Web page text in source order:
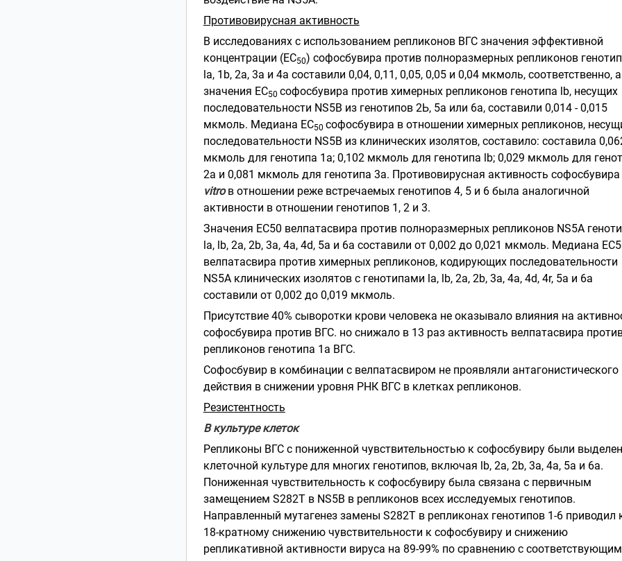
Противовирусная активность
В исследованиях с использованием репликонов ВГС значения эффективной
концентрации (ЕС50) софосбувира против полноразмерных репликонов
la, 1b, 2а, 3а и 4а составили 0,04, 0,11, 0,05, 0,05 и 0,04 мкмоль, соответственно, а
значения ЕС50 софосбувира против химерных репликонов генотипа lb, несущих
последовательности NS5B из генотипов 2Ь, 5а или 6а, составили 0,014 - 0,015
мкмоль. Медиана ЕС50 софосбувира в отношении химерных репликонов,
последовательности NS5B из клинических изолятов, составило: составила
мкмоль для генотипа 1а; 0,102 мкмоль для генотипа lb; 0,029 мкмоль для
2а и 0,081 мкмоль для генотипа 3а. Противовирусная активность софосбувира
vitroв отношении реже встречаемых генотипов 4, 5 и 6 была аналогичной
активности в отношении генотипов 1, 2 и 3.
Значения ЕС50 велпатасвира против полноразмерных репликонов NS5A
la, lb, 2а, 2b, 3а, 4а, 4d, 5а и 6а составили от 0,002 до 0,021 мкмоль. Медиана
велпатасвира против химерных репликонов, кодирующих последовательности
NS5A клинических изолятов с генотипами la, lb, 2а, 2b, 3а, 4а, 4d, 4r, 5а и 6а
составили от 0,002 до 0,019 мкмоль.
Присутствие 40% сыворотки крови человека не оказывало влияния на
софосбувира против ВГС. но снижало в 13 раз активность велпатасвира
репликонов генотипа 1а ВГС.
Софосбувир в комбинации с велпатасвиром не проявляли антагонистического
действия в снижении уровня РНК ВГС в клетках репликонов.
Резистентность
В культуре клеток
Репликоны ВГС с пониженной чувствительностью к софосбувиру были
клеточной культуре для многих генотипов, включая lb, 2а, 2b, 3а, 4а, 5а и 6а.
Пониженная чувствительность к софосбувиру была связана с первичным
замещением S282T в NS5B в репликонов всех исследуемых генотипов.
Направленный мутагенез замены S282T в репликонах генотипов 1-6 приводил
18-кратному снижению чувствительности к софосбувиру и снижению
репликативной активности вируса на 89-99% по сравнению с соответствующим